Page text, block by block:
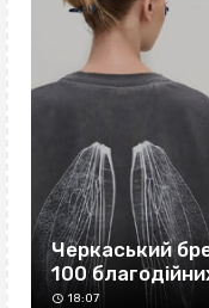
Черкаський
100
18:07